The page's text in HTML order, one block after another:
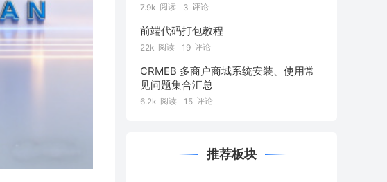
7.9k 阅读 3 评论
前端代码打包教程
22k 阅读 19 评论
CRMEB 多商户商城系统安装、使用常
见问题集合汇总
6.2k 阅读 15 评论
推荐板块